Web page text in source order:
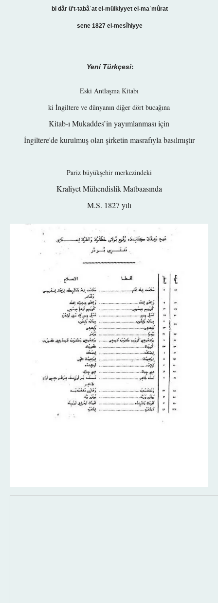
bi dâr ü't-tabâʿat el-mülkiyyet el-maʿmûrat
sene 1827 el-mesîhiyye
Yeni Türkçesi:
Eski Antlaşma Kitabı
ki İngiltere ve dünyanın diğer dört bucağına
Kitab-ı Mukaddes’in yayımlanması için
İngiltere'de kurulmuş olan şirketin masrafıyla basılmıştır
Pariz büyükşehir merkezindeki
Kraliyet Mühendislik Matbaasında
M.S. 1827 yılı